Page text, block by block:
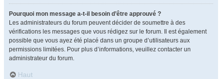
Pourquoi mon message a-t-il besoin d’être approuvé ?
Les administrateurs du forum peuvent décider de soumettre à des
vérifications les messages que vous rédigez sur le forum. Il est également
possible que vous ayez été placé dans un groupe d’utilisateurs aux
permissions limitées. Pour plus d’informations, veuillez contacter un
administrateur du forum.
Haut